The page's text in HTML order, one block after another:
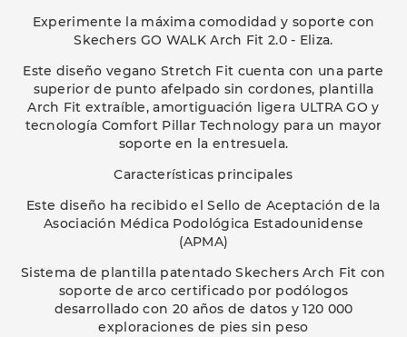
Experimente la máxima comodidad y soporte con
Skechers GO WALK Arch Fit 2.0 - Eliza.
Este diseño vegano Stretch Fit cuenta con una parte
superior de punto afelpado sin cordones, plantilla
Arch Fit extraíble, amortiguación ligera ULTRA GO y
tecnología Comfort Pillar Technology para un mayor
soporte en la entresuela.
Características principales
Este diseño ha recibido el Sello de Aceptación de la
Asociación Médica Podológica Estadounidense
(APMA)
Sistema de plantilla patentado Skechers Arch Fit con
soporte de arco certificado por podólogos
desarrollado con 20 años de datos y 120 000
exploraciones de pies sin peso